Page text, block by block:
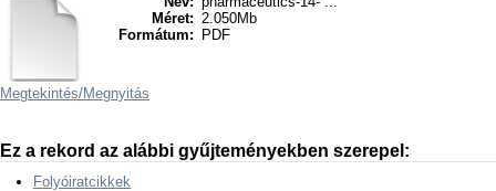
Méret: 2.050Mb
Formátum:
PDF
Megtekintés/Megnyitás
Ez a rekord az alábbi gyűjteményekben szerepel:
Folyóiratcikkek